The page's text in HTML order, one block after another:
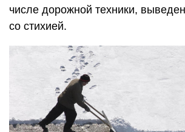
числе дорожной техники,
со стихией.